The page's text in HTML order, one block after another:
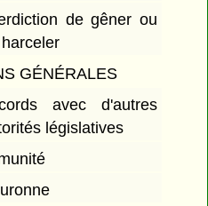
de gêner ou
GÉNÉRALES
avec d'autres
législatives